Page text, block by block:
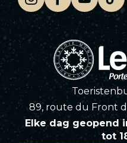
89, route du Front
Elke dag geopend
tot